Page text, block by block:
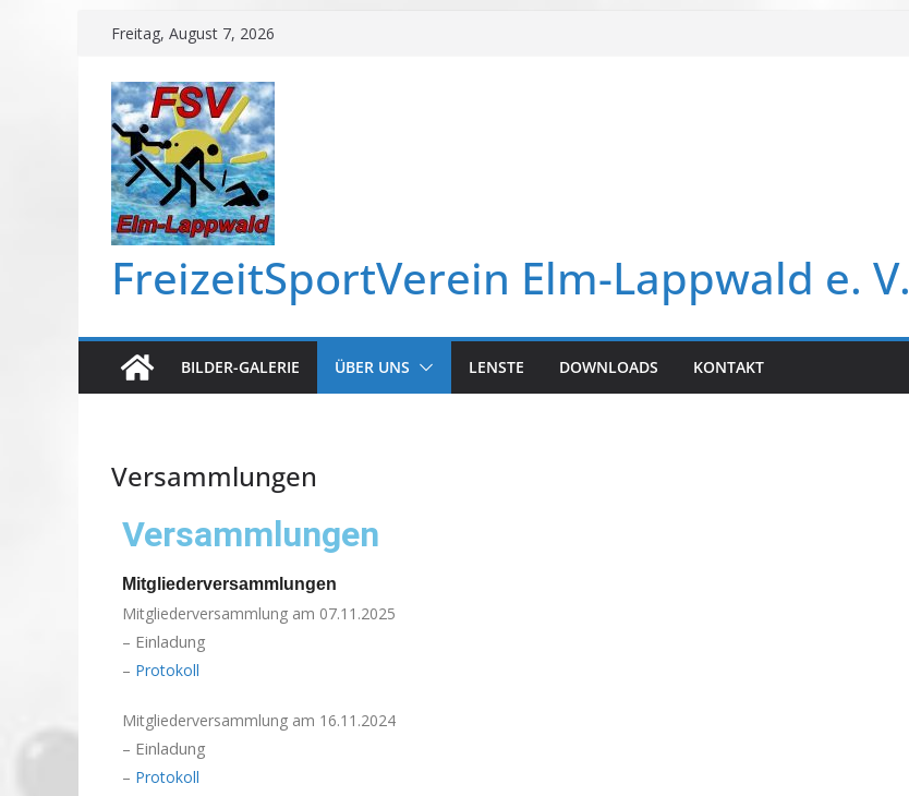
Freitag, August 7, 2026
FreizeitSportVerein Elm-Lappwald e. V.
BILDER-GALERIE ÜBER UNS LENSTE DOWNLOADS KONTAKT
Versammlungen
Versammlungen
Mitgliederversammlungen
Mitgliederversammlung am 07.11.2025
– Einladung
– Protokoll
Mitgliederversammlung am 16.11.2024
– Einladung
– Protokoll